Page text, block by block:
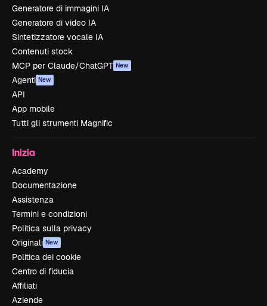
Generatore di immagini IA
Generatore di video IA
Sintetizzatore vocale IA
Contenuti stock
MCP per Claude/ChatGPT New
Agenti New
API
App mobile
Tutti gli strumenti Magnific
Inizia
Academy
Documentazione
Assistenza
Termini e condizioni
Politica sulla privacy
Originali New
Politica dei cookie
Centro di fiducia
Affiliati
Aziende